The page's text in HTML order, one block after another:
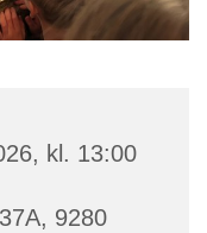
kl. 13:00
9280